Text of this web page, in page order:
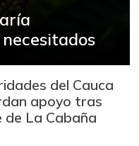
del Cauca
apoyo tras
de La Cabaña